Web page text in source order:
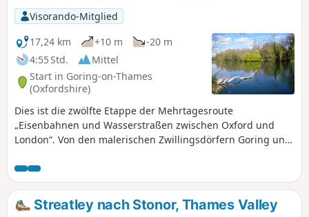
Visorando-Mitglied
17,24 km
+10 m
-20 m
4:55 Std.
Mittel
Start in Goring-on-Thames
(Oxfordshire)
Dies ist die zwölfte Etappe der Mehrtagesroute
„Eisenbahnen und Wasserstraßen zwischen Oxford und
London“. Von den malerischen Zwillingsdörfern Goring und
am Flussufer und weiter zur historischen Marktstadt
Wallingford, vorbei an den Ruinen der königlichen Burg
und über das Benson-Wehr mit seinem neuen Lachslauf.
Streatley nach Stonor, Thames Valley